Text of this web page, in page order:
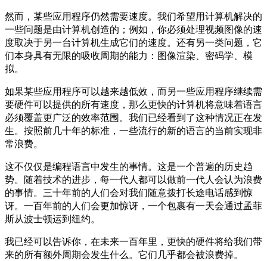
然而，某些应用程序仍然需要速度。我们希望用计算机解决的
一些问题是由计算机创造的；例如，你必须处理视频图像的速
度取决于另一台计算机生成它们的速度。还有另一类问题，它
们本身具有无限的吸收周期的能力：图像渲染、密码学、模
拟。
如果某些应用程序可以越来越低效，而另一些应用程序继续需
要硬件可以提供的所有速度，那么更快的计算机将意味着语言
必须覆盖更广泛的效率范围。我们已经看到了这种情况正在发
生。按照前几十年的标准，一些流行的新的语言的当前实现非
常浪费。
这不仅仅是编程语言中发生的事情。这是一个普遍的历史趋
势。随着技术的进步，每一代人都可以做前一代人会认为浪费
的事情。三十年前的人们会对我们随意拨打长途电话感到惊
讶。一百年前的人们会更加惊讶，一个包裹有一天会通过孟菲
斯从波士顿运到纽约。
我已经可以告诉你，在未来一百年里，更快的硬件将给我们带
来的所有额外周期会发生什么。它们几乎都会被浪费掉。